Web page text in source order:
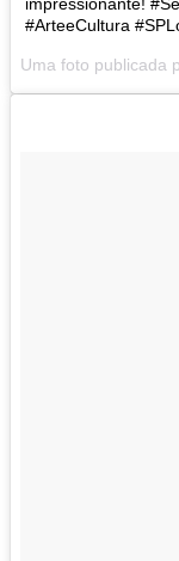
#ArteeCultura
Uma foto publicada